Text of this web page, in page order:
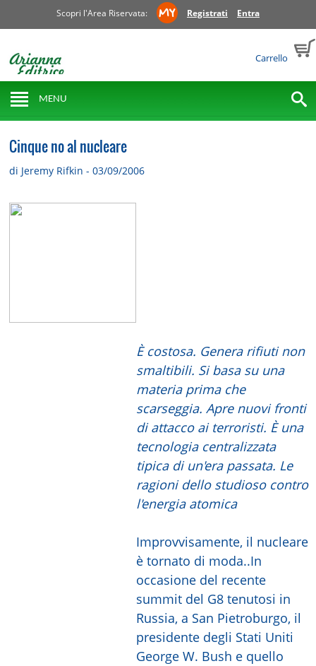
Scopri l'Area Riservata: Registrati Entra
Carrello
MENU
Cinque no al nucleare
di Jeremy Rifkin - 03/09/2006
È costosa. Genera rifiuti non
smaltibili. Si basa su una
materia prima che
scarseggia. Apre nuovi fronti
di attacco ai terroristi. È una
tecnologia centralizzata
tipica di un'era passata. Le
ragioni dello studioso contro
l'energia atomica
Improvvisamente, il nucleare
è tornato di moda..In
occasione del recente
summit del G8 tenutosi in
Russia, a San Pietroburgo, il
presidente degli Stati Uniti
George W. Bush e quello